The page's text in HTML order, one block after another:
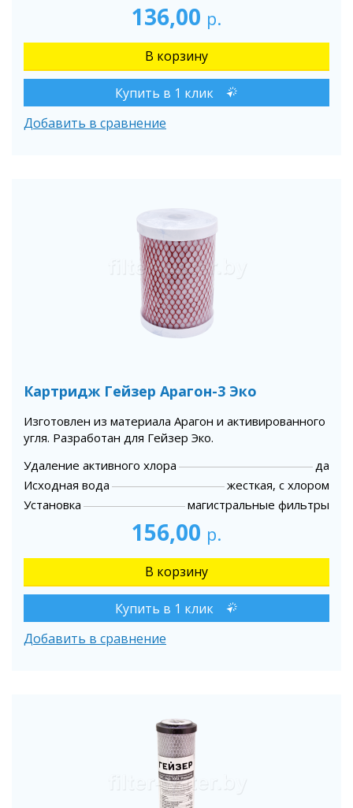
136,00 р.
Купить в 1 клик
Добавить в сравнение
Картридж Гейзер Арагон-3 Эко
Изготовлен из материала Арагон и активированного
угля. Разработан для Гейзер Эко.
Удаление активного хлора
да
Исходная вода
жесткая, с хлором
Установка
магистральные фильтры
156,00 р.
Купить в 1 клик
Добавить в сравнение